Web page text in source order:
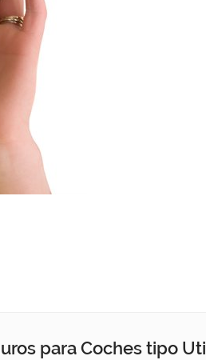
para Coches tipo